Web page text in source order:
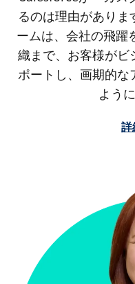
るのは理由があり
ームは、会社の飛躍
織まで、お客様がビ
ポートし、画期的な
よう
詳